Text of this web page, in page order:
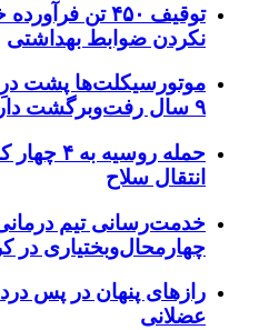
توقیف ۴۵۰ تن
نکردن ضوابط بهداشتی
موتورسیکلت‌ها پشت
۹ سال رفت‌وبرگشت دارد
حمله
انتقال سلاح
خدمت‌رسانی تیم
چهارمحال‌وبختیاری در
رازهای پنهان در پس
عضلانی